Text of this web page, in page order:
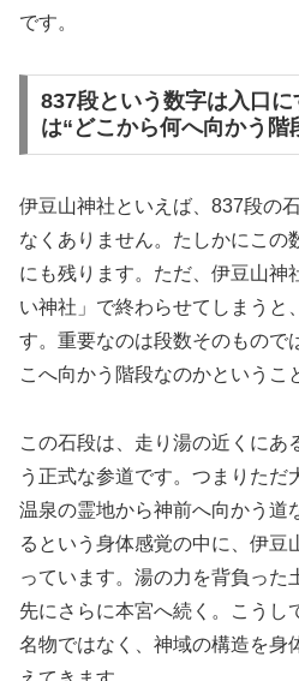
です。
837段という数字は入口
は“どこから何へ向かう階
伊豆山神社といえば、837段の
なくありません。たしかにこの
にも残ります。ただ、伊豆山神
い神社」で終わらせてしまうと
す。重要なのは段数そのもので
こへ向かう階段なのかというこ
この石段は、走り湯の近くにあ
う正式な参道です。つまりただ
温泉の霊地から神前へ向かう道
るという身体感覚の中に、伊豆
っています。湯の力を背負った
先にさらに本宮へ続く。こうし
名物ではなく、神域の構造を身